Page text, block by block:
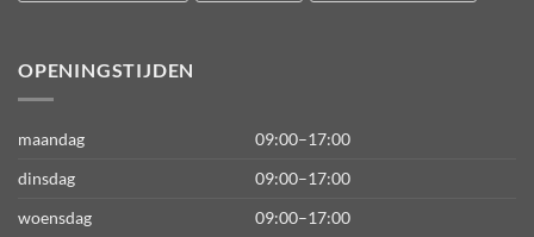
OPENINGSTIJDEN
maandag
09:00–17:00
dinsdag
09:00–17:00
woensdag
09:00–17:00